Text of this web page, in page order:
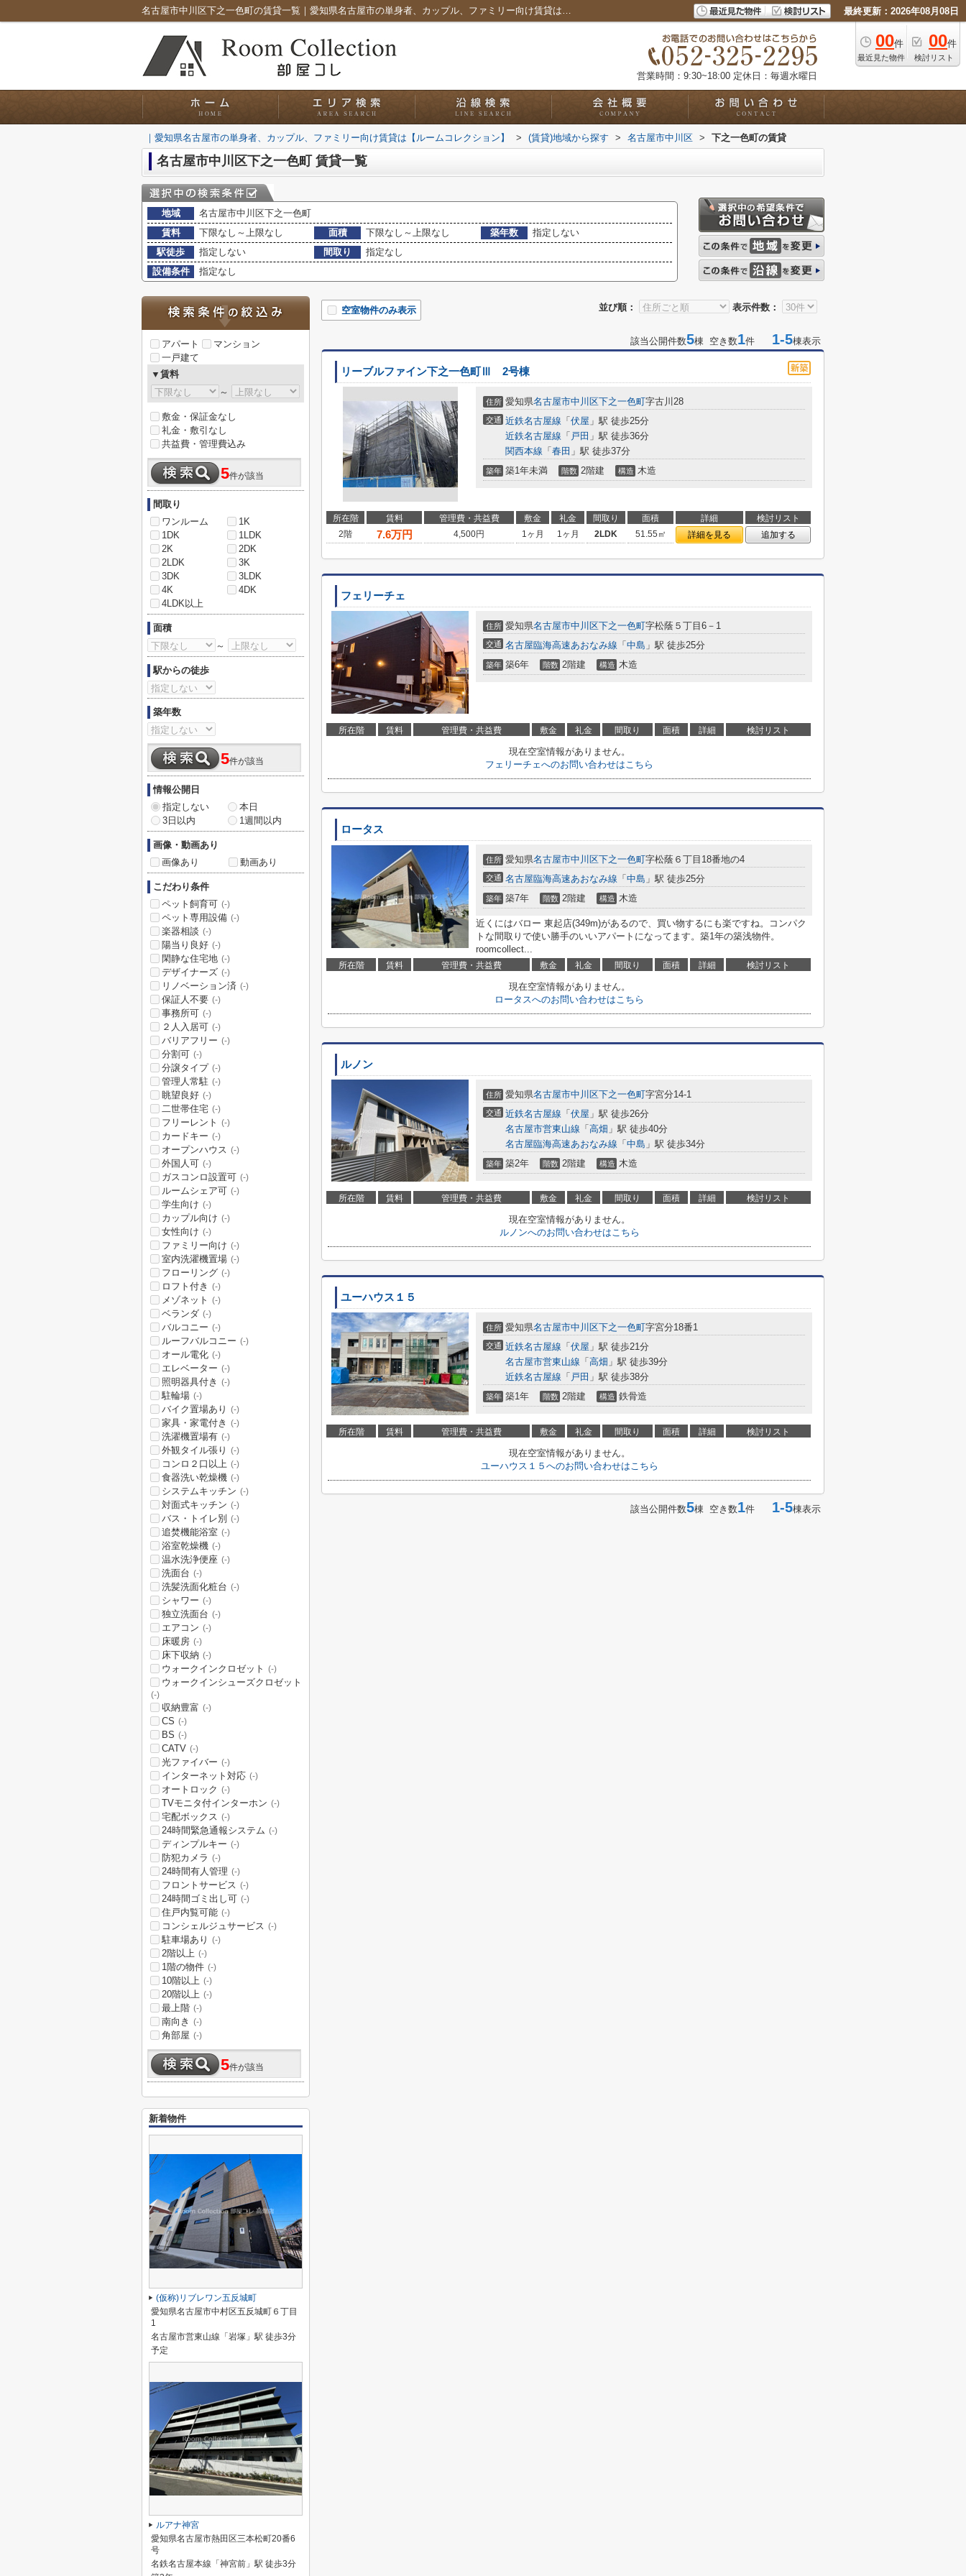
名古屋市中川区下之一色町の賃貸一覧｜愛知県名古屋市の単身者、カップル、ファミリー向け賃貸は【ルームコレクション】 最終更新：2026年08月08日
00件
最近見た物件
00件
検討リスト
営業時間：9:30~18:00 定休日：毎週水曜日
｜愛知県名古屋市の単身者、カップル、ファミリー向け賃貸は【ルームコレクション】 > (賃貸)地域から探す > 名古屋市中川区 > 下之一色町の賃貸
名古屋市中川区下之一色町 賃貸一覧
地域
名古屋市中川区下之一色町
賃料
下限なし～上限なし 面積 下限なし～上限なし 築年数
指定しない
駅徒歩
指定しない 間取り
指定なし
設備条件
指定なし
並び順： 表示件数：
空室物件のみ表示
該当公開件数5棟 空き数1件 1-5棟表示
リーブルファイン下之一色町Ⅲ 2号棟
住所 愛知県名古屋市中川区下之一色町字古川28
交通 近鉄名古屋線 「 伏屋 」駅 徒歩25分
近鉄名古屋線 「 戸田 」駅 徒歩36分
関西本線 「 春田 」駅 徒歩37分
築年 築1年未満 階数 2階建 構造 木造
所在階 賃料 管理費・共益費 敷金 礼金 間取り 面積 詳細
検討リスト
2階
7.6万円 4,500円 1ヶ月 1ヶ月 2LDK 51.55㎡ 詳細を見る 追加する
フェリーチェ
住所 愛知県名古屋市中川区下之一色町字松蔭５丁目6－1
交通 名古屋臨海高速あおなみ線 「 中島 」駅 徒歩25分
築年 築6年 階数 2階建 構造 木造
所在階 賃料 管理費・共益費 敷金 礼金 間取り 面積 詳細 検討リスト
現在空室情報がありません。
フェリーチェへのお問い合わせはこちら
ロータス
住所 愛知県名古屋市中川区下之一色町字松蔭６丁目18番地の4
交通 名古屋臨海高速あおなみ線 「 中島 」駅 徒歩25分
築年 築7年 階数 2階建 構造 木造
近くにはバロー 東起店(349m)があるので、買い物するにも楽ですね。コンパク
トな間取りで使い勝手のいいアパートになってます。築1年の築浅物件。
roomcollect...
所在階 賃料 管理費・共益費 敷金 礼金 間取り 面積 詳細 検討リスト
現在空室情報がありません。
ロータスへのお問い合わせはこちら
ルノン
住所 愛知県名古屋市中川区下之一色町字宮分14-1
交通 近鉄名古屋線 「 伏屋 」駅 徒歩26分
名古屋市営東山線 「 高畑 」駅 徒歩40分
名古屋臨海高速あおなみ線 「 中島 」駅 徒歩34分
築年 築2年 階数 2階建 構造 木造
所在階 賃料 管理費・共益費 敷金 礼金 間取り 面積 詳細 検討リスト
現在空室情報がありません。
ルノンへのお問い合わせはこちら
ユーハウス１５
住所 愛知県名古屋市中川区下之一色町字宮分18番1
交通 近鉄名古屋線 「 伏屋 」駅 徒歩21分
名古屋市営東山線 「 高畑 」駅 徒歩39分
近鉄名古屋線 「 戸田 」駅 徒歩38分
築年 築1年 階数 2階建 構造 鉄骨造
所在階 賃料 管理費・共益費 敷金 礼金 間取り 面積 詳細 検討リスト
現在空室情報がありません。
ユーハウス１５へのお問い合わせはこちら
該当公開件数5棟 空き数1件 1-5棟表示
アパート
マンション
一戸建て
▼賃料
～
敷金・保証金なし
礼金・敷引なし
共益費・管理費込み
5件が該当
間取り
ワンルーム
1K
1DK
1LDK
2K
2DK
2LDK
3K
3DK
3LDK
4K
4DK
4LDK以上
面積
～
駅からの徒歩
築年数
5件が該当
情報公開日
指定しない
本日
3日以内
1週間以内
画像・動画あり
画像あり
動画あり
こだわり条件
ペット飼育可 (-)
ペット専用設備 (-)
楽器相談 (-)
陽当り良好 (-)
閑静な住宅地 (-)
デザイナーズ (-)
リノベーション済 (-)
保証人不要 (-)
事務所可 (-)
２人入居可 (-)
バリアフリー (-)
分割可 (-)
分譲タイプ (-)
管理人常駐 (-)
眺望良好 (-)
二世帯住宅 (-)
フリーレント (-)
カードキー (-)
オープンハウス (-)
外国人可 (-)
ガスコンロ設置可 (-)
ルームシェア可 (-)
学生向け (-)
カップル向け (-)
女性向け (-)
ファミリー向け (-)
室内洗濯機置場 (-)
フローリング (-)
ロフト付き (-)
メゾネット (-)
ベランダ (-)
バルコニー (-)
ルーフバルコニー (-)
オール電化 (-)
エレベーター (-)
照明器具付き (-)
駐輪場 (-)
バイク置場あり (-)
家具・家電付き (-)
洗濯機置場有 (-)
外観タイル張り (-)
コンロ２口以上 (-)
食器洗い乾燥機 (-)
システムキッチン (-)
対面式キッチン (-)
バス・トイレ別 (-)
追焚機能浴室 (-)
浴室乾燥機 (-)
温水洗浄便座 (-)
洗面台 (-)
洗髪洗面化粧台 (-)
シャワー (-)
独立洗面台 (-)
エアコン (-)
床暖房 (-)
床下収納 (-)
ウォークインクロゼット (-)
ウォークインシューズクロゼット
(-)
収納豊富 (-)
CS (-)
BS (-)
CATV (-)
光ファイバー (-)
インターネット対応 (-)
オートロック (-)
TVモニタ付インターホン (-)
宅配ボックス (-)
24時間緊急通報システム (-)
ディンプルキー (-)
防犯カメラ (-)
24時間有人管理 (-)
フロントサービス (-)
24時間ゴミ出し可 (-)
住戸内覧可能 (-)
コンシェルジュサービス (-)
駐車場あり (-)
2階以上 (-)
1階の物件 (-)
10階以上 (-)
20階以上 (-)
最上階 (-)
南向き (-)
角部屋 (-)
5件が該当
新着物件
(仮称)リブレワン五反城町
愛知県名古屋市中村区五反城町６丁目
1
名古屋市営東山線「岩塚」駅 徒歩3分
予定
ルアナ神宮
愛知県名古屋市熱田区三本松町20番6
号
名鉄名古屋本線「神宮前」駅 徒歩3分